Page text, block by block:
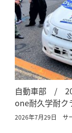
自動車部 /
one耐久学耐
2026年7月29日 サ